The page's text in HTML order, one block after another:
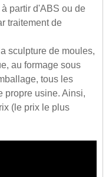
partir d'ABS ou de
traitement de
sculpture de moules,
au formage sous
tous les
propre usine. Ainsi,
(le prix le plus